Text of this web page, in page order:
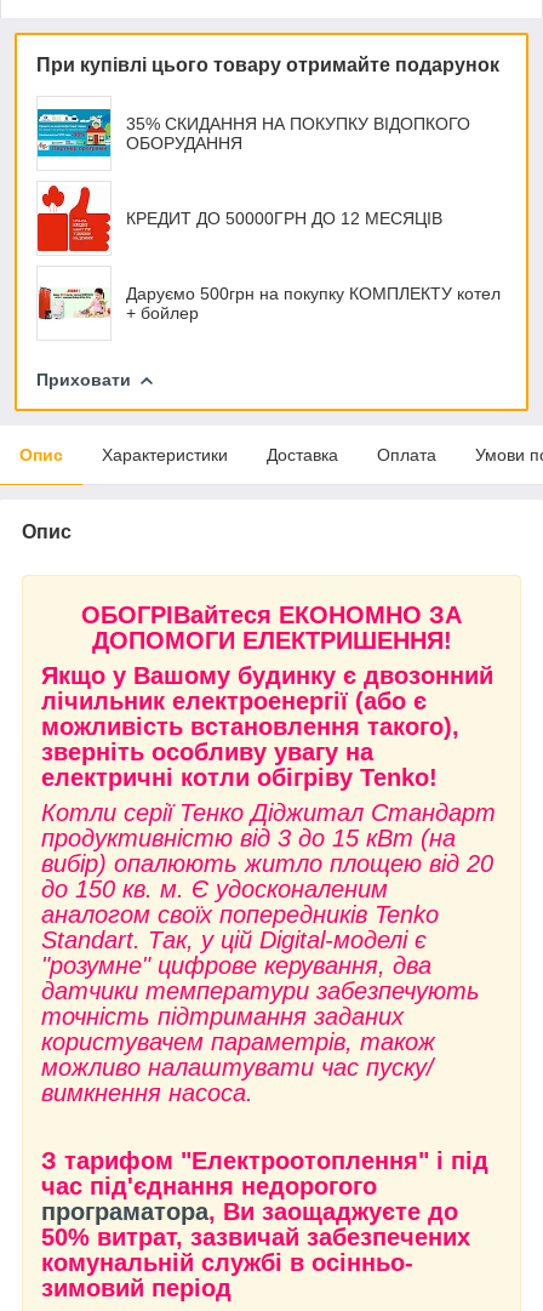
При купівлі цього товару отримайте подарунок
35% СКИДАННЯ НА ПОКУПКУ ВІДОПКОГО
ОБОРУДАННЯ
КРЕДИТ ДО 50000ГРН ДО 12 МЕСЯЦІВ
Даруємо 500грн на покупку КОМПЛЕКТУ котел
+ бойлер
Приховати
Опис Характеристики Доставка Оплата Умови
Опис
ОБОГРІВайтеся ЕКОНОМНО ЗА
ДОПОМОГИ ЕЛЕКТРИШЕННЯ!
Якщо у Вашому будинку є двозонний
лічильник електроенергії (або є
можливість встановлення такого),
зверніть особливу увагу на
електричні котли обігріву Tenko!
Котли серії Тенко Діджитал Стандарт
продуктивністю від 3 до 15 кВт (на
вибір) опалюють житло площею від 20
до 150 кв. м. Є удосконаленим
аналогом своїх попередників Tenko
Standart. Так, у цій Digital-моделі є
"розумне" цифрове керування, два
датчики температури забезпечують
точність підтримання заданих
користувачем параметрів, також
можливо налаштувати час пуску/
вимкнення насоса.
З тарифом "Електроотоплення" і під
час під'єднання недорогого
програматора, Ви заощаджуєте до
50% витрат, зазвичай забезпечених
комунальній службі в осінньо-
зимовий період